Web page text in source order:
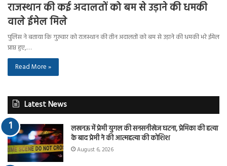
राजस्थान की कई अदालतों को बम से उड़ाने की धमकी
वाले ईमेल मिले
पुलिस ने बताया कि गुरुवार को राजस्थान की तीन अदालतों को बम से उड़ाने की धमकी भरे ईमेल
प्राप्त हुए,…
Read More »
Latest News
लखनऊ में प्रेमी युगल की सनसनीखेज घटना, प्रेमिका की हत्या
के बाद प्रेमी ने की आत्महत्या की कोशिश
August 6, 2026